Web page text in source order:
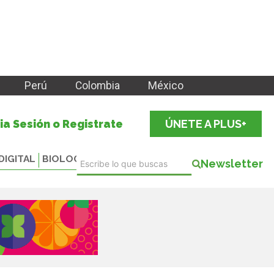
Perú Colombia México
Sesión o Registrate ÚNETE A PLUS+
BIOLOGICALS Newsletter